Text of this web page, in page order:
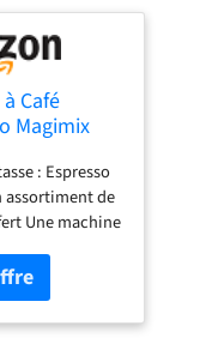
Café
Magimix
Dosettes
: Espresso
assortiment de
Une machine
simple et
arrêt
après 9